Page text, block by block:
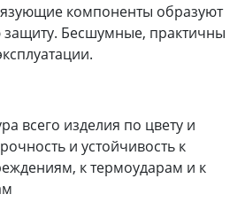
компоненты образуют
защиту. Бесшумные, практичны
всего изделия по цвету и
и устойчивость к
к термоударам и к